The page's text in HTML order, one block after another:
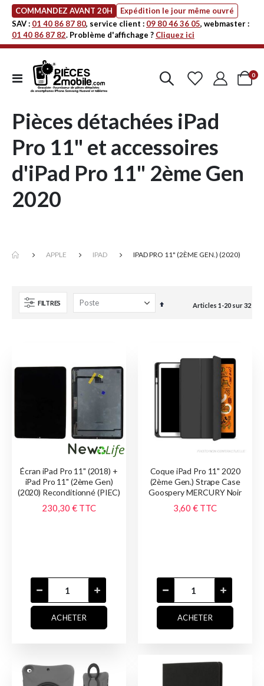
COMMANDEZ AVANT 20H
Expédition le jour même ouvré
SAV : 01 40 86 87 80, service client : 09 80 46 36 05, webmaster :
01 40 86 87 82. Problème d'affichage ? Cliquez ici
Affichage
navigation
Cart
0
Pièces détachées iPad
Pro 11" et accessoires
d'iPad Pro 11" 2ème Gen
2020
APPLE IPAD IPAD PRO 11" (2ÈME GEN.) (2020)
FILTRES
Par
Articles 1-20 sur32
Écran iPad Pro 11" (2018) +
iPad Pro 11" (2ème Gen)
(2020) Reconditionné (PIEC)
230,30 € TTC
ACHETER
Coque iPad Pro 11" 2020
(2ème Gen.) Strape Case
Goospery MERCURY Noir
3,60 € TTC
ACHETER